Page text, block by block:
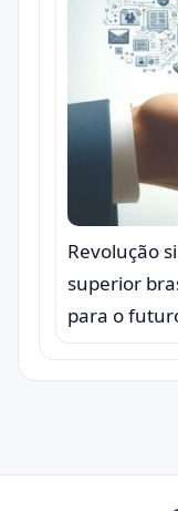
Revolução
superior
para o